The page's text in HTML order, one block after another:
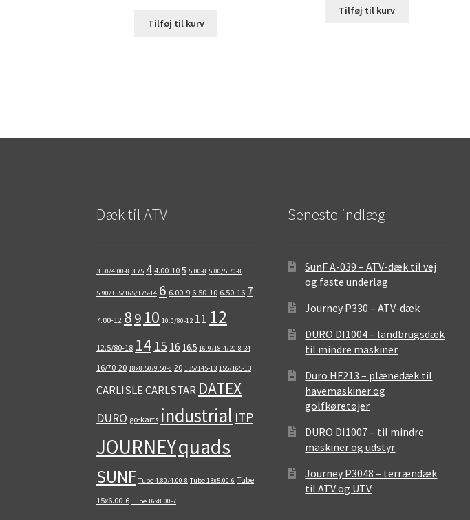
Tilføj til kurv
Tilføj til kurv
Dæk til ATV
3.50/4.00-8 3.75 4 4.00-10 5 5.00-8 5.00/5.70-8
5.90/155/165/175-14 6 6.00-9 6.50-10 6.50-16 7
7.00-12 8910 10.0/80-12 11 12
12.5/80-18 14 15 16 16.5 16.9/18.4/20.8-34
16/70-20 18x8.50/9.50-8 20 135/145-13 155/165-13
CARLISLECARLSTAR DATEX
DURO go-karts industrial ITP
JOURNEYquads
SUNF Tube 4.80/4.00-8 Tube 13x5.00-6 Tube
15x6.00-6 Tube 16x8.00-7
Seneste indlæg
SunF A-039 – ATV-dæk til vej
og faste underlag
Journey P330 – ATV-dæk
DURO DI1004 – landbrugsdæk
til mindre maskiner
Duro HF213 – plænedæk til
havemaskiner og
golfkøretøjer
DURO DI1007 – til mindre
maskiner og udstyr
Journey P3048 – terrændæk
til ATV og UTV